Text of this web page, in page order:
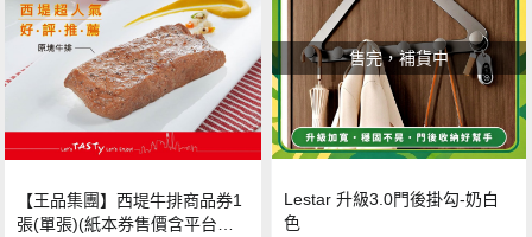
【王品集團】西堤牛排商品券1
張(單張)(紙本券售價含平台物
售完，補貨中
Lestar 升級3.0門後掛勾-奶白
色